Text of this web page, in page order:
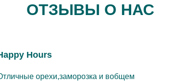
ОТЗЫВЫ О НАС
Hours
орехи,заморозка и вобщем